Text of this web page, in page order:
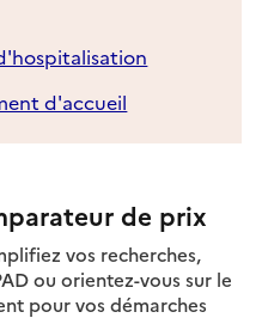
d'accueil
de prix
vos recherches,
ou orientez-vous sur le
pour vos démarches